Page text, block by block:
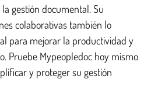
gestión documental. Su
colaborativas también lo
para mejorar la productividad y
Pruebe Mypeopledoc hoy mismo
y proteger su gestión